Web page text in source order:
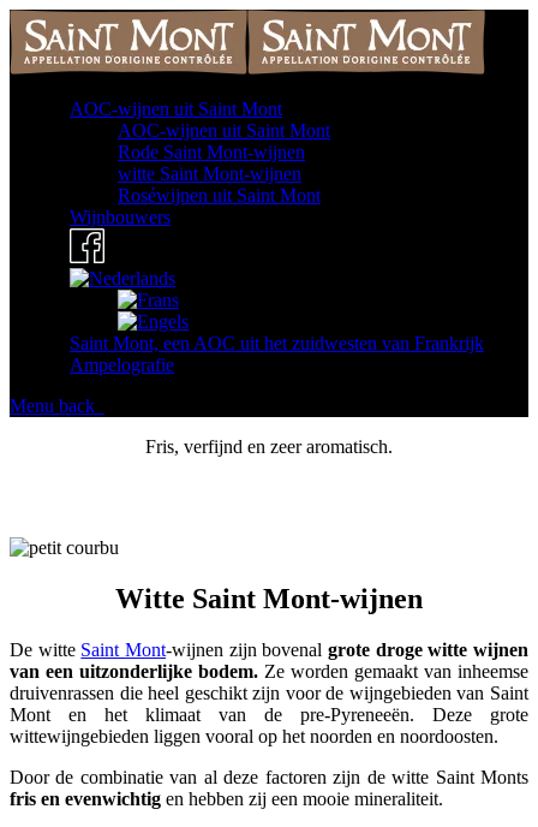
AOC-wijnen uit Saint Mont
AOC-wijnen uit Saint Mont
Rode Saint Mont-wijnen
witte Saint Mont-wijnen
Roséwijnen uit Saint Mont
Wijnbouwers
Saint Mont, een AOC uit het zuidwesten van Frankrijk
Ampelografie
Menu back
Fris, verfijnd en zeer aromatisch.
Witte Saint Mont-wijnen
De witte Saint Mont-wijnen zijn bovenalgrote droge witte wijnen
van een uitzonderlijke bodem. Ze worden gemaakt van inheemse
druivenrassen die heel geschikt zijn voor de wijngebieden van Saint
Mont en het klimaat van de pre-Pyreneeën. Deze grote
wittewijngebieden liggen vooral op het noorden en noordoosten.
Door de combinatie van al deze factoren zijn de witte Saint Monts
fris en evenwichtig en hebben zij een mooie mineraliteit.